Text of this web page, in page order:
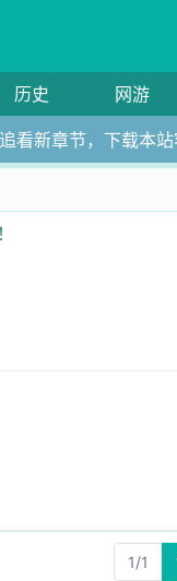
历史 网游
追看新章节，下载本
1/1